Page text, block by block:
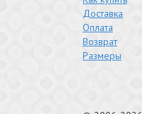
Доставка
Оплата
Возврат
Размеры